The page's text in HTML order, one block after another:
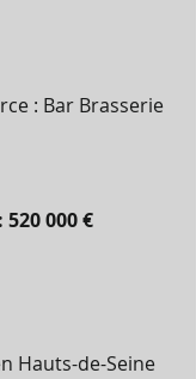
: Bar Brasserie
000 €
Hauts-de-Seine